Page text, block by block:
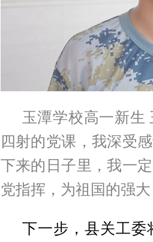
玉潭学校高一新生
四射的党课，我深受
下来的日子里，我一
党指挥，为祖国的强
下一步，县关工委